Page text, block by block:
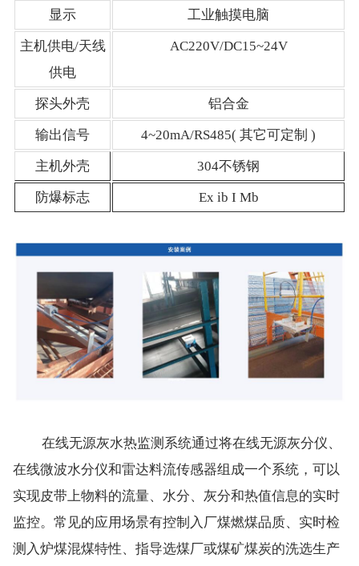
显示 工业触摸电脑
主机供电/天线
供电
AC220V/DC15~24V
探头外壳 铝合金
输出信号 4~20mA/RS485( 其它可定制 )
主机外壳 304不锈钢
防爆标志 Ex ib I Mb
在线无源灰水热监测系统通过将在线无源灰分仪、
在线微波水分仪和雷达料流传感器组成一个系统，可以
实现皮带上物料的流量、水分、灰分和热值信息的实时
监控。常见的应用场景有控制入厂煤燃煤品质、实时检
测入炉煤混煤特性、指导选煤厂或煤矿煤炭的洗选生产